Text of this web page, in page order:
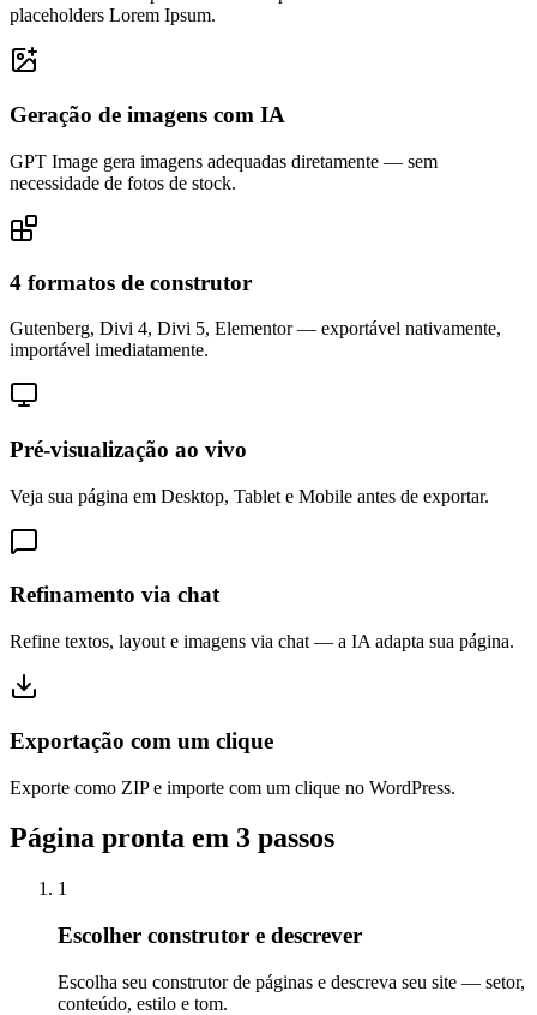
placeholders Lorem Ipsum.
Geração de imagens com IA
GPT Image gera imagens adequadas diretamente — sem
necessidade de fotos de stock.
4 formatos de construtor
Gutenberg, Divi 4, Divi 5, Elementor — exportável nativamente,
importável imediatamente.
Pré-visualização ao vivo
Veja sua página em Desktop, Tablet e Mobile antes de exportar.
Refinamento via chat
Refine textos, layout e imagens via chat — a IA adapta sua página.
Exportação com um clique
Exporte como ZIP e importe com um clique no WordPress.
Página pronta em 3 passos
1
Escolher construtor e descrever
Escolha seu construtor de páginas e descreva seu site — setor,
conteúdo, estilo e tom.